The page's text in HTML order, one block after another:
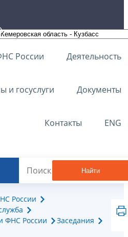
России Деятельность
и госуслуги Документы
Контакты ENG
Найти
России
ФНС России
Заседания